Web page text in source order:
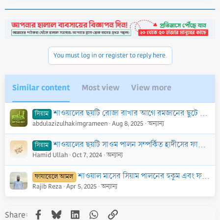
t
i
You must log in or register to reply here.
Similar content Most view View more
সিয়াম শাওয়ালের ছয়টি রোজা রাখার আগে রমজানের ছুটে যাওয়া রোজার কাযা করা কি জরুরি?
abdulazizulhakimgrameen Aug 8, 2025 অন্যান্য
সিয়াম শাওয়ালের ছয়টি সাওম পালন সম্পর্কিত হাদীসের ফায়েদা
Hamid Ullah Oct 7, 2024 অন্যান্য
ফাযায়েলে আমল শাওয়াল মাসের সিয়াম পালনের হুকুম এবং ফজিলত কি? শাওয়াল মাসের ৬টি সিয়াম সম্পর্কে যে বিষয়গুলো আপনার জানা উচিত।
Rajib Reza Apr 5, 2025 অন্যান্য
Share: Facebook
BlueskyLinkedInWhatsApp
Link